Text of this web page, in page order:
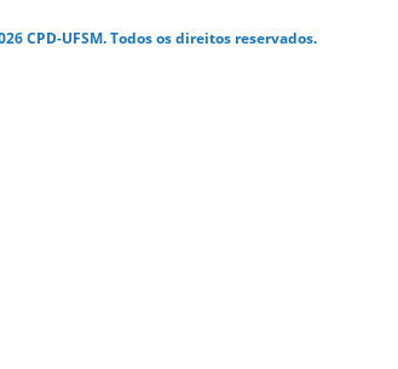
CPD-UFSM. Todos os direitos reservados.